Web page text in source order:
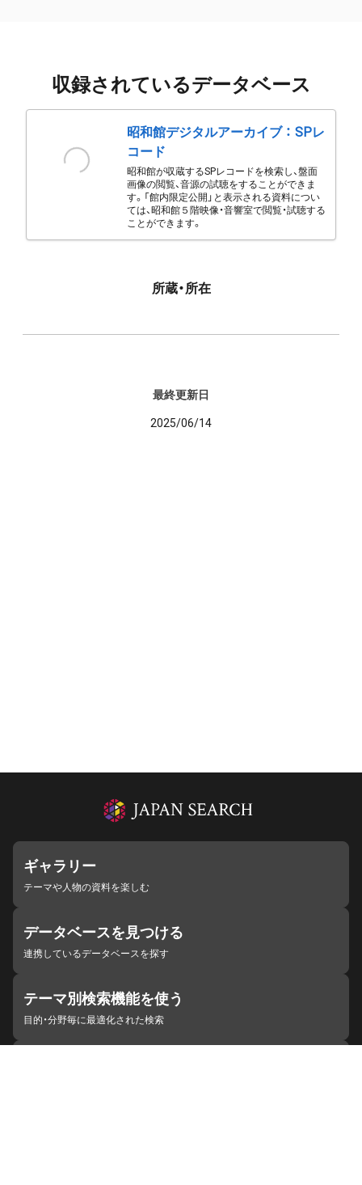
収録されているデータベース
昭和館デジタルアーカイブ ： SPレ
コード
昭和館が収蔵するSPレコードを検索し、盤面
画像の閲覧、音源の試聴をすることができま
す。「館内限定公開」と表示される資料につい
ては、昭和館５階映像・音響室で閲覧・試聴する
ことができます。
所蔵・所在
最終更新日
2025/06/14
ギャラリー
テーマや人物の資料を楽しむ
データベースを見つける
連携しているデータベースを探す
テーマ別検索機能を使う
目的・分野毎に最適化された検索